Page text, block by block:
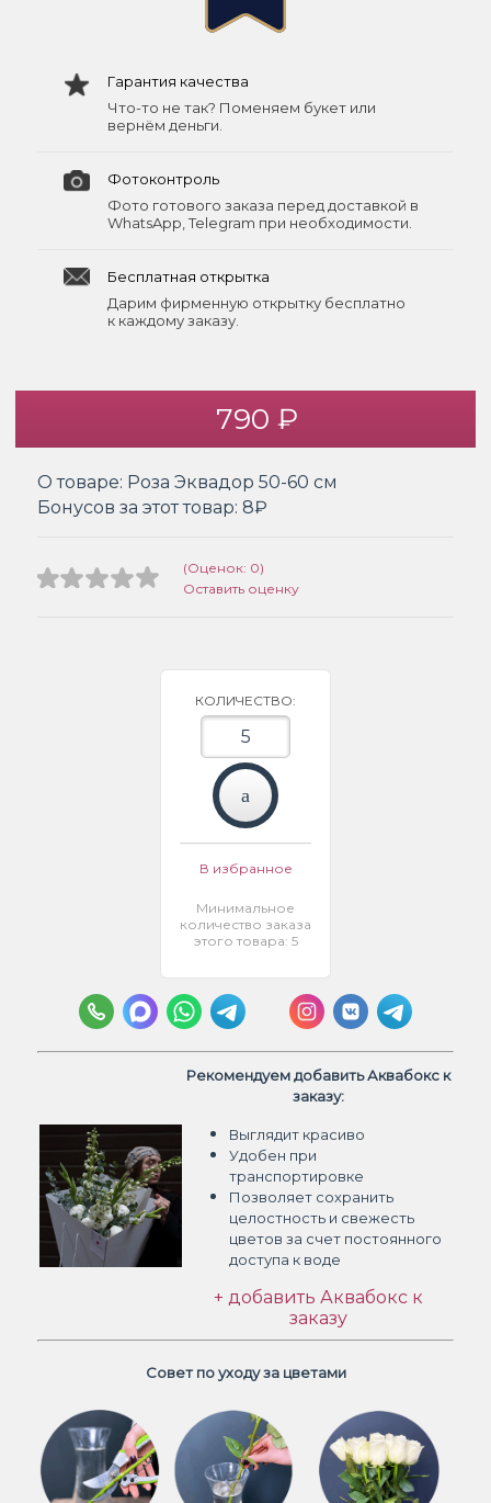
Гарантия качества
Что-то не так? Поменяем букет или
вернём деньги.
Фотоконтроль
Фото готового заказа перед доставкой в
WhatsApp, Telegram при необходимости.
Бесплатная открытка
Дарим фирменную открытку бесплатно
к каждому заказу.
790 ₽
О товаре: Роза Эквадор 50-60 см
Бонусов за этот товар: 8₽
(Оценок: 0)
Оставить оценку
КОЛИЧЕСТВО:
В избранное
Минимальное
количество заказа
этого товара: 5
Рекомендуем добавить Аквабокс к
заказу:
Выглядит красиво
Удобен при
транспортировке
Позволяет сохранить
целостность и свежесть
цветов за счет постоянного
доступа к воде
+ добавить Аквабокс к
заказу
Совет по уходу за цветами